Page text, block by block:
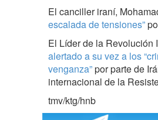
El canciller iraní,
escalada de tensiones”
El Líder de la Revolución
alertado a su vez a los
venganza”por parte de
internacional de la
tmv/ktg/hnb